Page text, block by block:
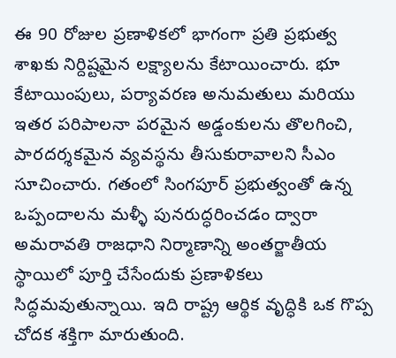
ఈ 90 రోజుల ప్రణాళికలో భాగంగా ప్రతి ప్రభుత్వ
శాఖకు నిర్దిష్టమైన లక్ష్యాలను కేటాయించారు. భూ
కేటాయింపులు, పర్యావరణ అనుమతులు మరియు
ఇతర పరిపాలనా పరమైన అడ్డంకులను తొలగించి,
పారదర్శకమైన వ్యవస్థను తీసుకురావాలని సీఎం
సూచించారు. గతంలో సింగపూర్ ప్రభుత్వంతో ఉన్న
ఒప్పందాలను మళ్ళీ పునరుద్ధరించడం ద్వారా
అమరావతి రాజధాని నిర్మాణాన్ని అంతర్జాతీయ
స్థాయిలో పూర్తి చేసేందుకు ప్రణాళికలు
సిద్ధమవుతున్నాయి. ఇది రాష్ట్ర ఆర్థిక వృద్ధికి ఒక గొప్ప
చోదక శక్తిగా మారుతుంది.